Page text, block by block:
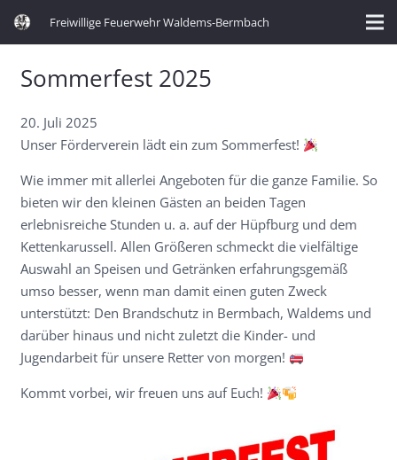
Freiwillige Feuerwehr Waldems-Bermbach
Sommerfest 2025
20. Juli 2025
Unser Förderverein lädt ein zum Sommerfest!
Wie immer mit allerlei Angeboten für die ganze Familie. So
bieten wir den kleinen Gästen an beiden Tagen
erlebnisreiche Stunden u. a. auf der Hüpfburg und dem
Kettenkarussell. Allen Größeren schmeckt die vielfältige
Auswahl an Speisen und Getränken erfahrungsgemäß
umso besser, wenn man damit einen guten Zweck
unterstützt: Den Brandschutz in Bermbach, Waldems und
darüber hinaus und nicht zuletzt die Kinder- und
Jugendarbeit für unsere Retter von morgen!
Kommt vorbei, wir freuen uns auf Euch!